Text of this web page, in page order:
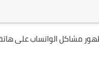
مشاكل الواتساب على